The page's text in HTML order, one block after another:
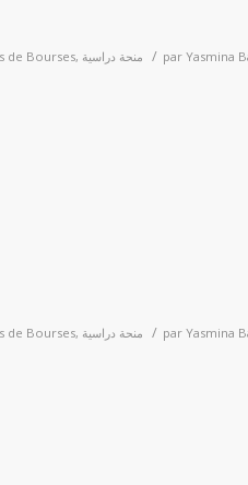
de Bourses, منحة دراسية / par Yasmina
de Bourses, منحة دراسية / par Yasmina